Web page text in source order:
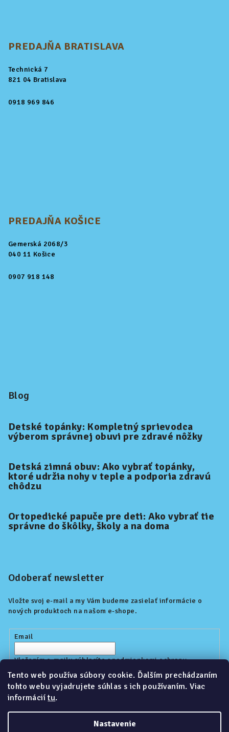
Tento web používa súbory cookie. Ďalším prechádzaním
tohto webu vyjadrujete súhlas s ich používaním. Viac
informáciítu.
Nastavenie
PREDAJŇA BRATISLAVA
Technická 7
821 04 Bratislava
0918 969 846
PREDAJŇA KOŠICE
Gemerská 2068/3
040 11 Košice
0907 918 148
Blog
Detské topánky: Kompletný sprievodca
výberom správnej obuvi pre zdravé nôžky
Detská zimná obuv: Ako vybrať topánky,
ktoré udržia nohy v teple a podporia zdravú
chôdzu
Ortopedické papuče pre deti: Ako vybrať tie
správne do škôlky, školy a na doma
Odoberať newsletter
Vložte svoj e-mail a my Vám budeme zasielať informácie o
nových produktoch na našom e-shope.
Email
Vložením e-mailu súhlasíte spodmienkami ochrany
osobných údajov
Prihlásiť sa